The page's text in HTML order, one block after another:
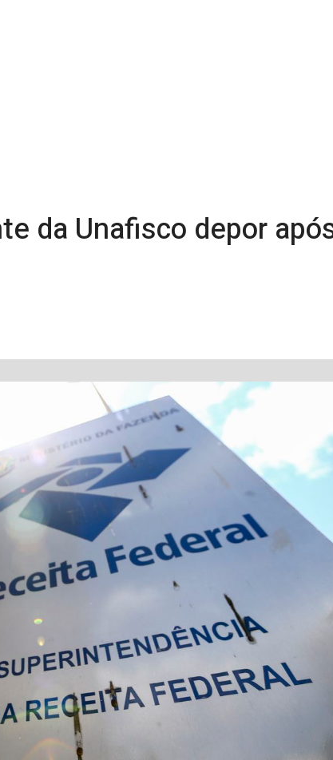
da Unafisco depor